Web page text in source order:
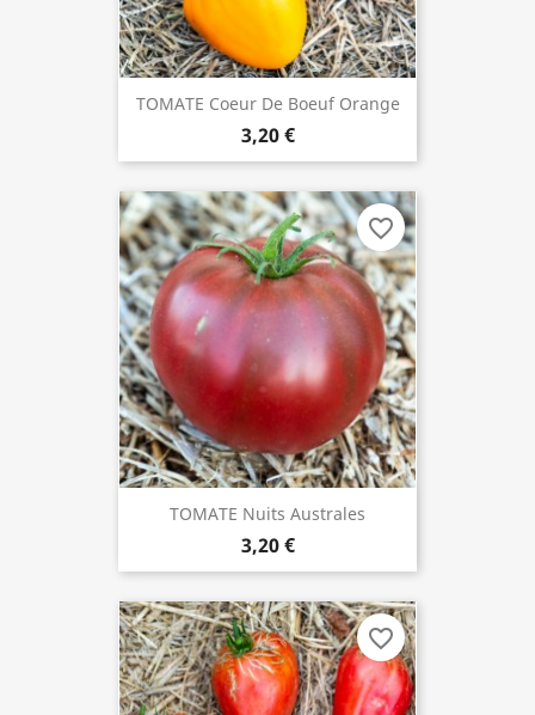
TOMATE Coeur De Boeuf Orange
3,20 €
TOMATE Nuits Australes
3,20 €
favorite_border
favorite_border